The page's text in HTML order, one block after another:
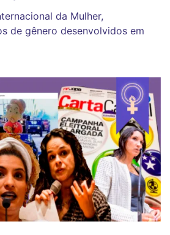
da Mulher,
de gênero desenvolvidos em